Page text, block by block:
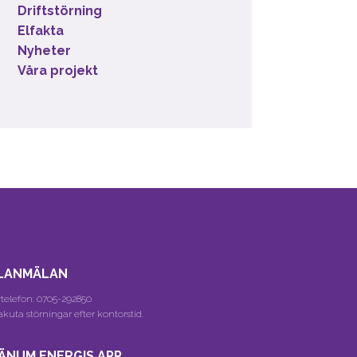
Driftstörning
Elfakta
Nyheter
Våra projekt
0705-292850
störningar efter kontorstid.